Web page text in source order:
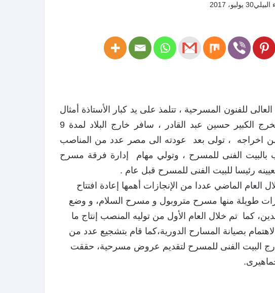
30 يوليو، 2017
للفنون المسرحية ، تتلمذ على يد كبار الأستاذة أمثال
المخرج الكبير عبد الغفار عودة، و المخرج الكبير حسين عبد القادر ، سافر خارج البلاد لمدة 9
عرضا مسرحيا من اخراجه ، تولى بعد عودته الى مصر عدد من المناصب
بالبيت الفنى للمسرح ، وتولي مهام إدارة فرقة مسرح
رئيسا للبيت الفنى للمسرح قبل عام .
الماضي عددا من الإنجازات أهمها إعادة افتتاح
طويلة منها مسرح متروبول و مسرح السلام، و وضع
تم خلال العام الأول من توليه المنصب إنتاج ما
و الاهتمام بصيانة المسارح الدورية،كما قام بتشجيع عدد من
البيت الفنى للمسرح لتقديم عروض مسرحية، حققت